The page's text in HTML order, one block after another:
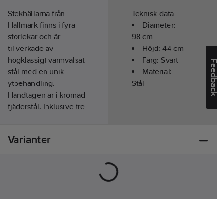
Stekhällarna från
Hällmark finns i fyra
storlekar och är
tillverkade av
högklassigt varmvalsat
stål med en unik
ytbehandling.
Handtagen är i kromad
fjäderstål. Inklusive tre
öppen eld.
Teknisk data
Diameter:
98 cm
Höjd:44cm
Färg:Svart
Material:
Stål
Varianter